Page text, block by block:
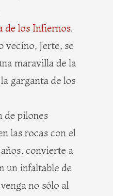
de los Infiernos.
vecino, Jerte, se
maravilla de la
garganta de los
de pilones
las rocas con el
convierte a
un infaltable de
no sólo al